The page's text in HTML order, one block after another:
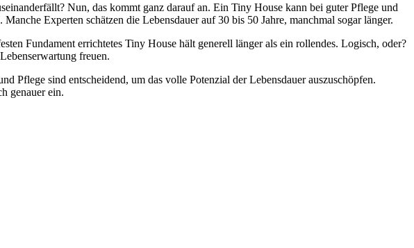
Nun, das kommt ganz darauf an. Ein Tiny House kann bei guter Pflege und
Experten schätzen die Lebensdauer auf 30 bis 50 Jahre, manchmal sogar länger.
Fundament errichtetes Tiny House hält generell länger als ein rollendes. Logisch, oder?
freuen.
Pflege sind entscheidend, um das volle Potenzial der Lebensdauer auszuschöpfen.
genauer ein.